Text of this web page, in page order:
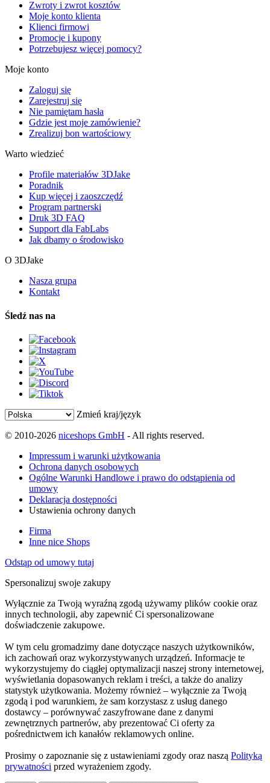
Zwroty i zwrot kosztów
Moje konto klienta
Klienci firmowi
Promocje i kupony
Potrzebujesz więcej pomocy?
Moje konto
Zaloguj się
Zarejestruj się
Nie pamiętam hasła
Gdzie jest moje zamówienie?
Zrealizuj bon wartościowy
Warto wiedzieć
Profile materiałów 3DJake
Poradnik
Kup więcej i zaoszczędź
Program partnerski
Druk 3D FAQ
Support dla FabLabs
Jak dbamy o środowisko
O 3DJake
Nasza grupa
Kontakt
Śledź nas na
Zmień kraj/język
© 2010-2026 niceshops GmbH - All rights reserved.
Impressum i warunki użytkowania
Ochrona danych osobowych
Ogólne Warunki Handlowe i prawo do odstąpienia od
umowy
Deklaracja dostępności
Ustawienia ochrony danych
Firma
Inne nice Shops
Odstąp od umowy tutaj
Spersonalizuj swoje zakupy
Wyłącznie za Twoją wyraźną zgodą używamy plików cookie oraz
innych technologii, aby zapewnić Ci spersonalizowane
doświadczenie zakupowe.
W tym celu gromadzimy dane dotyczące naszych użytkowników,
ich zachowań oraz wykorzystywanych urządzeń. Informacje te
wykorzystujemy do ciągłej optymalizacji naszej strony internetowej,
wyświetlania dopasowanych reklam i treści, a także do analizy
statystyk użytkowania. Możemy również – wyłącznie za Twoją
zgodą i pod warunkiem, że sam korzystasz z usług danego
dostawcy – porównywać zaszyfrowane dane z danymi
zewnętrznych partnerów, aby prezentować Ci oferty za
pośrednictwem ich kanałów reklamowych online.
Prosimy o zapoznanie się z ustawieniami zgody oraz naszą Polityką
prywatności przed wyrażeniem zgody.